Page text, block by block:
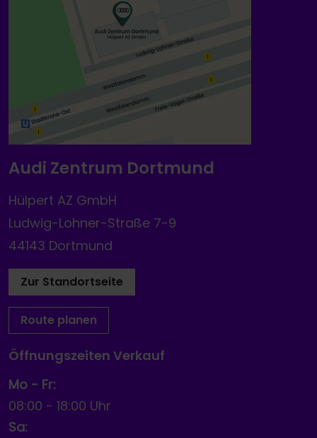
Audi Zentrum Dortmund
Hülpert AZ GmbH
Ludwig-Lohner-Straße 7-9
44143 Dortmund
Zur Standortseite
Route planen
Öffnungszeiten Verkauf
Mo - Fr:
08:00 - 18:00 Uhr
Sa: